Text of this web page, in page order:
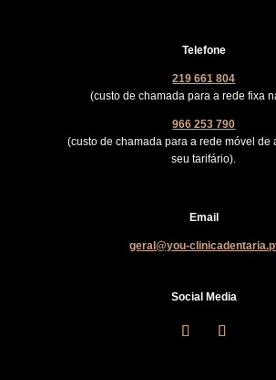
Telefone
219 661 804
(custo de chamada para a rede fixa
966 253 790
(custo de chamada para a rede móvel de
seu tarifário).
Email
geral@you-
Social Media